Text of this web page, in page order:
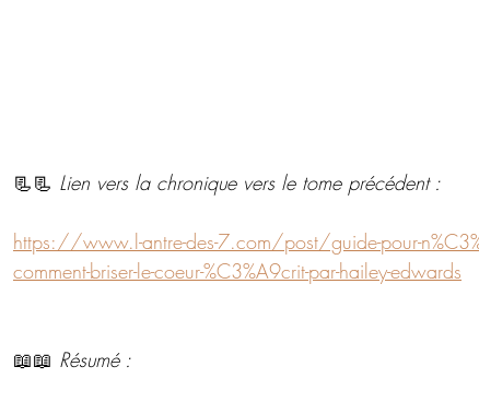
📃📃 Lien vers la chronique vers le tome précédent :
https://www.l-antre-des-7.com/post/guide-pour-
comment-briser-le-coeur-%C3%A9crit-par-hailey-edwards
📖📖 Résumé :